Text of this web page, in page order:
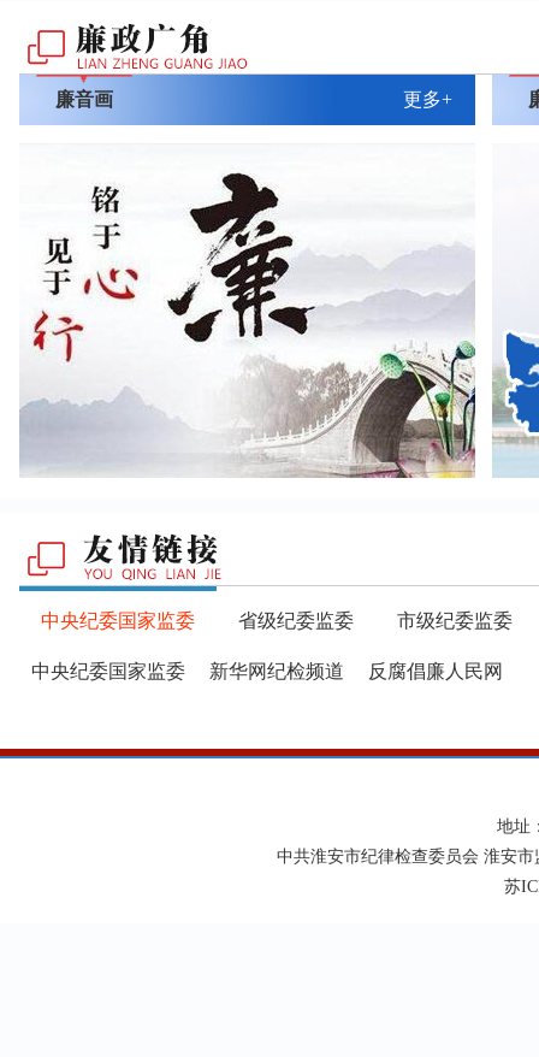
廉音画 更多+
中央纪委国家监委 省级纪委监委 市级纪委监委
中央纪委国家监委 新华网纪检频道 反腐倡廉人民网
地址
中共淮安市纪律检查委员会 淮安
苏